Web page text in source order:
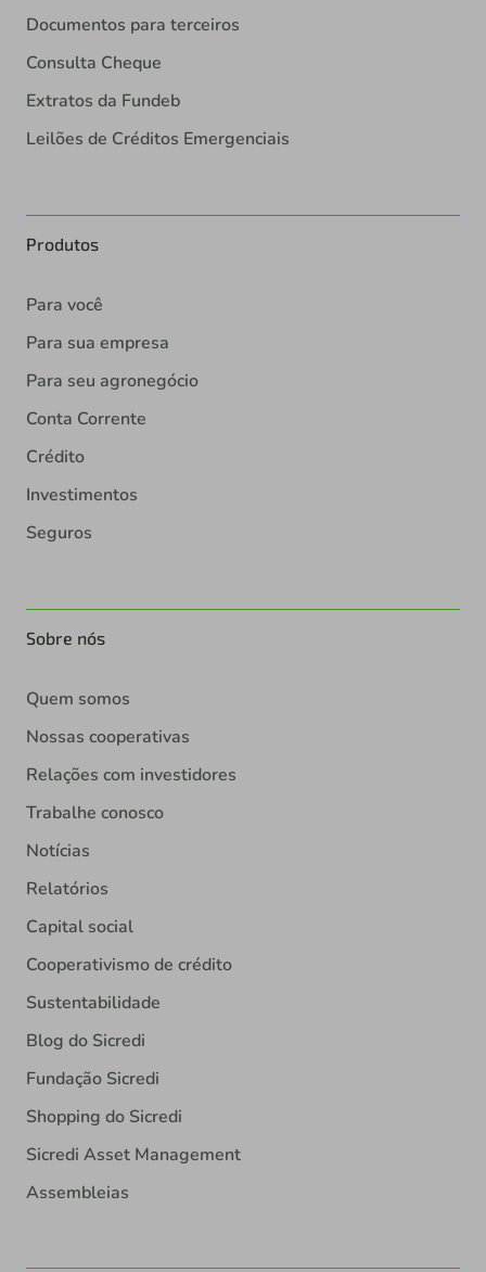
Documentos para terceiros
Consulta Cheque
Extratos da Fundeb
Leilões de Créditos Emergenciais
Produtos
Para você
Para sua empresa
Para seu agronegócio
Conta Corrente
Crédito
Investimentos
Seguros
Sobre nós
Quem somos
Nossas cooperativas
Relações com investidores
Trabalhe conosco
Notícias
Relatórios
Capital social
Cooperativismo de crédito
Sustentabilidade
Blog do Sicredi
Fundação Sicredi
Shopping do Sicredi
Sicredi Asset Management
Assembleias